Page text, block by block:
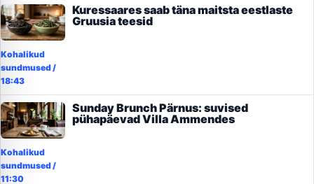
Kuressaares saab täna maitsta eestlaste
Gruusia teesid
Kohalikud
sundmused/
18:43
Sunday Brunch Pärnus: suvised
pühapäevad Villa Ammendes
Kohalikud
sundmused/
11:30